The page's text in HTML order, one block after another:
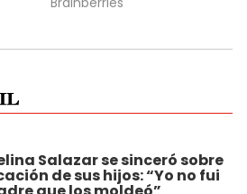
Salazar se sinceró sobre
de sus hijos: “Yo no fui